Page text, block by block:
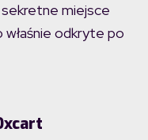
miejsce
odkryte po